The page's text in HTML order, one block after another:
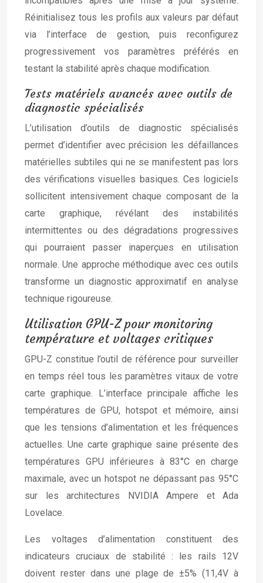
Réinitialisez tous les profils aux valeurs par défaut
via l’interface de gestion, puis reconfigurez
progressivement vos paramètres préférés en
testant la stabilité après chaque modification.
Tests matériels avancés avec outils de
diagnostic spécialisés
L’utilisation d’outils de diagnostic spécialisés
permet d’identifier avec précision les défaillances
matérielles subtiles qui ne se manifestent pas lors
des vérifications visuelles basiques. Ces logiciels
sollicitent intensivement chaque composant de la
carte graphique, révélant des instabilités
intermittentes ou des dégradations progressives
qui pourraient passer inaperçues en utilisation
normale. Une approche méthodique avec ces outils
transforme un diagnostic approximatif en analyse
technique rigoureuse.
Utilisation GPU-Z pour monitoring
température et voltages critiques
GPU-Z constitue l’outil de référence pour surveiller
en temps réel tous les paramètres vitaux de votre
carte graphique. L’interface principale affiche les
températures de GPU, hotspot et mémoire, ainsi
que les tensions d’alimentation et les fréquences
actuelles. Une carte graphique saine présente des
températures GPU inférieures à 83°C en charge
maximale, avec un hotspot ne dépassant pas 95°C
sur les architectures NVIDIA Ampere et Ada
Lovelace.
Les voltages d’alimentation constituent des
indicateurs cruciaux de stabilité : les rails 12V
doivent rester dans une plage de ±5% (11,4V à